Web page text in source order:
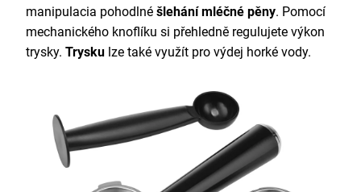
manipulacia pohodlné šlehání mléčné pěny. Pomocí
mechanického knoflíku si přehledně regulujete výkon
trysky. Trysku lze také využít pro výdej horké vody.